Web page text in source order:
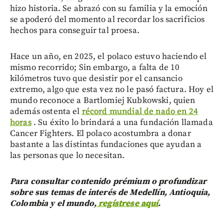
hizo historia. Se abrazó con su familia y la emoción
se apoderó del momento al recordar los sacrificios
hechos para conseguir tal proesa.
Hace un año, en 2025, el polaco estuvo haciendo el
mismo recorrido; Sin embargo, a falta de 10
kilómetros tuvo que desistir por el cansancio
extremo, algo que esta vez no le pasó factura. Hoy el
mundo reconoce a Bartlomiej Kubkowski, quien
además ostenta elrécord mundial de nado en 24
horas. Su éxito lo brindará a una fundación llamada
Cancer Fighters. El polaco acostumbra a donar
bastante a las distintas fundaciones que ayudan a
las personas que lo necesitan.
Para consultar contenido prémium o profundizar
sobre sus temas de interés de Medellín, Antioquia,
Colombia y el mundo,regístrese aquí.